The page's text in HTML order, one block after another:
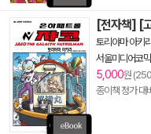
[전자책] [
토리야마 아키
서울미디어코
5,000원
종이책 정가 대비